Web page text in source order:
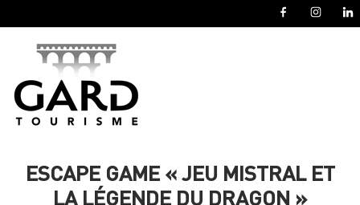
ESCAPE GAME « JEU MISTRAL ET
LA LÉGENDE DU DRAGON »